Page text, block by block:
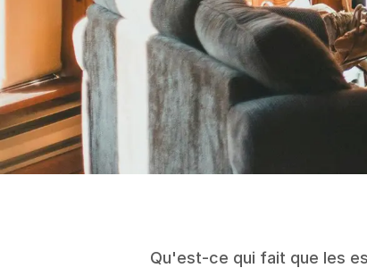
Qu'est-ce qui fait que les